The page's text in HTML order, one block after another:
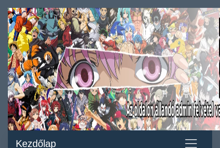
Kezdőlap